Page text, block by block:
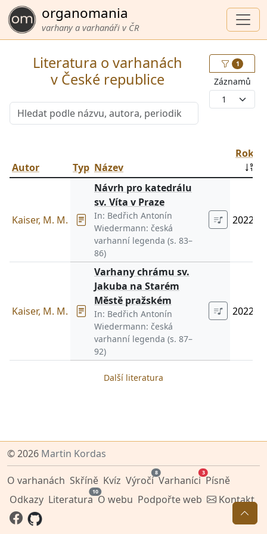
organomania
varhany a varhanáři v ČR
1
Záznamů
1
Literatura o varhanách
v České republice
Autor Typ Název
Rok
Kaiser, M. M.
Návrh pro katedrálu
sv. Víta v Praze
In: Bedřich Antonín
Wiedermann: česká
varhanní legenda (s. 83–
86)
2022
Kaiser, M. M.
Varhany chrámu sv.
Jakuba na Starém
Městě pražském
In: Bedřich Antonín
Wiedermann: česká
varhanní legenda (s. 87–
92)
2022
Další literatura
© 2026 Martin Kordas
O varhanách Skříně Kvíz Výročí
8
Varhaníci
3
Písně
Odkazy Literatura
10
O webu Podpořte web Kontakt